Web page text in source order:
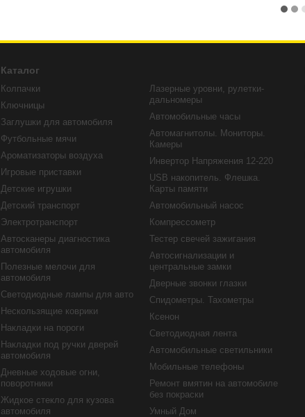
Каталог
Колпачки
Ключницы
Заглушки для автомобиля
Футбольные мячи
Ароматизаторы воздуха
Игровые приставки
Детские игрушки
Детский транспорт
Электротранспорт
Автосканеры диагностика
автомобиля
Полезные мелочи для
автомобиля
Светодиодные лампы для авто
Нескользящие коврики
Накладки на пороги
Накладки под ручки дверей
автомобиля
Дневные ходовые огни,
поворотники
Жидкое стекло для кузова
автомобиля
Лазерные уровни, рулетки-
дальномеры
Автомобильные часы
Автомагнитолы. Мониторы.
Камеры
Инвертор Напряжения 12-220
USB накопитель. Флешка.
Карты памяти
Автомобильный насос
Компрессометр
Тестер свечей зажигания
Автосигнализации и
центральные замки
Дверные звонки глазки
Спидометры. Тахометры
Ксенон
Светодиодная лента
Автомобильные светильники
Мобильные телефоны
Ремонт вмятин на автомобиле
без покраски
Умный Дом